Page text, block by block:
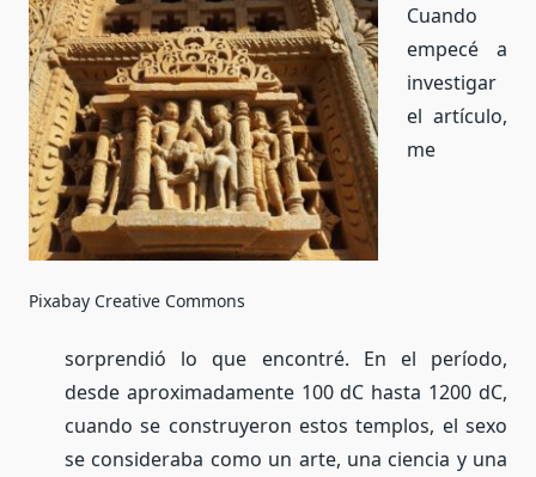
Pixabay Creative Commons
Cuando
empecé a
investigar
el artículo,
me
sorprendió lo que encontré. En el período,
desde aproximadamente 100 dC hasta 1200 dC,
cuando se construyeron estos templos, el sexo
se consideraba como un arte, una ciencia y una